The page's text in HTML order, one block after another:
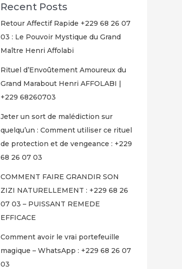
Recent Posts
Retour Affectif Rapide +229 68 26 07
03 : Le Pouvoir Mystique du Grand
Maître Henri Affolabi
Rituel d’Envoûtement Amoureux du
Grand Marabout Henri AFFOLABI |
+229 68260703
Jeter un sort de malédiction sur
quelqu’un : Comment utiliser ce rituel
de protection et de vengeance : +229
68 26 07 03
COMMENT FAIRE GRANDIR SON
ZIZI NATURELLEMENT : +229 68 26
07 03 – PUISSANT REMEDE
EFFICACE
Comment avoir le vrai portefeuille
magique – WhatsApp : +229 68 26 07
03